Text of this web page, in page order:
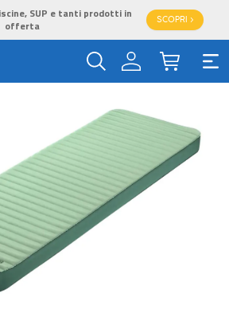
SUP e tanti prodotti in
offerta
SCOPRI >